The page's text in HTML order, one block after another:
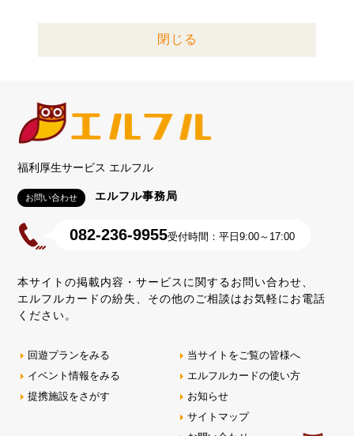
閉じる
福利厚生サービス エルフル
お問い合わせ エルフル事務局
082-236-9955受付時間：平日9:00～17:00
本サイトの掲載内容・サービスに関するお問い合わせ、
エルフルカードの紛失、その他のご相談はお気軽にお電話
ください。
回遊プランをみる
イベント情報をみる
提携施設をさがす
当サイトをご覧の皆様へ
エルフルカードの使い方
お知らせ
サイトマップ